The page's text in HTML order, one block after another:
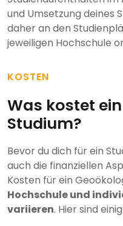
und Umsetzung deines
daher an den
jeweiligen Hochschule
KOSTEN
Was kostet
Studium?
Bevor du dich für ein
auch die finanziellen
Kosten für ein
Hochschule und
variieren. Hier sind